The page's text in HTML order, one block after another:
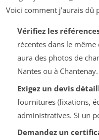
Voici comment j’aurais dû
Vérifiez les
récentes dans le
aura des photos de
Nantes ou à Chantenay.
Exigez un devis
fournitures (fixations,
administratives. Si un
Demandez un